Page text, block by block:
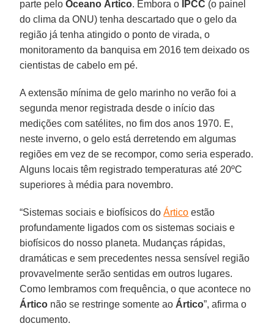
parte peloOceano Ártico. Embora o IPCC (o painel
do clima da ONU) tenha descartado que o gelo da
região já tenha atingido o ponto de virada, o
monitoramento da banquisa em 2016 tem deixado os
cientistas de cabelo em pé.
A extensão mínima de gelo marinho no verão foi a
segunda menor registrada desde o início das
medições com satélites, no fim dos anos 1970. E,
neste inverno, o gelo está derretendo em algumas
regiões em vez de se recompor, como seria esperado.
Alguns locais têm registrado temperaturas até 20ºC
superiores à média para novembro.
“Sistemas sociais e biofísicos doÁrtico estão
profundamente ligados com os sistemas sociais e
biofísicos do nosso planeta. Mudanças rápidas,
dramáticas e sem precedentes nessa sensível região
provavelmente serão sentidas em outros lugares.
Como lembramos com frequência, o que acontece no
Ártico não se restringe somente ao Ártico”, afirma o
documento.